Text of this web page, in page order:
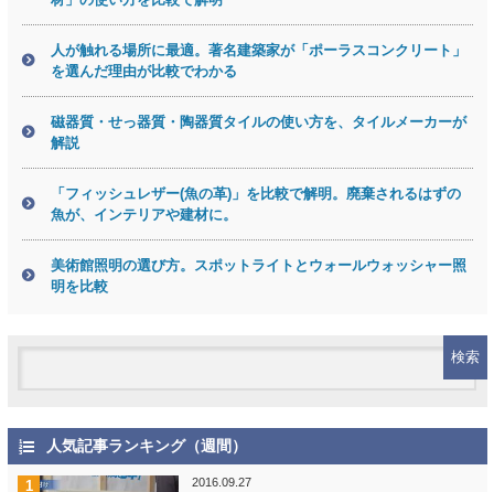
人が触れる場所に最適。著名建築家が「ポーラスコンクリート」
を選んだ理由が比較でわかる
磁器質・せっ器質・陶器質タイルの使い方を、タイルメーカーが
解説
「フィッシュレザー(魚の革)」を比較で解明。廃棄されるはずの
魚が、インテリアや建材に。
美術館照明の選び方。スポットライトとウォールウォッシャー照
明を比較
人気記事ランキング（週間）
2016.09.27